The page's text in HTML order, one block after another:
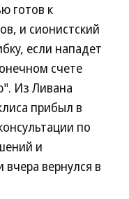
готов к
и сионистский
если нападет
счете
Из Ливана
прибыл в
по
и
вернулся в